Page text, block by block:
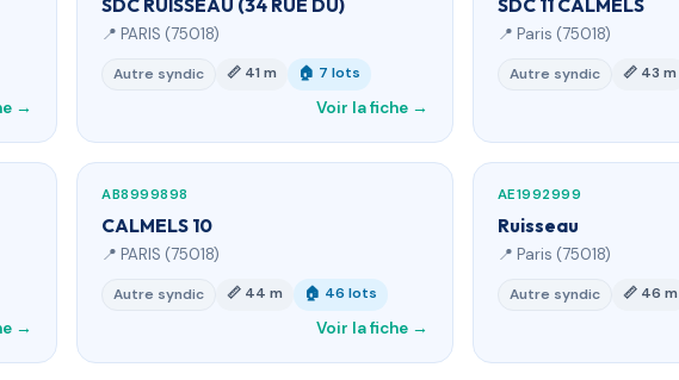
→
SDC RUISSEAU (34 RUE DU)
📍 PARIS (75018)
Autre syndic 📏 41 m 🏠 7 lots
Voir la fiche →
SDC 11 CALMELS
📍 Paris (75018)
Autre syndic 📏 43 m
→
AB8999898
CALMELS 10
📍 PARIS (75018)
Autre syndic 📏 44 m 🏠 46 lots
Voir la fiche →
AE1992999
Ruisseau
📍 Paris (75018)
Autre syndic 📏 46 m